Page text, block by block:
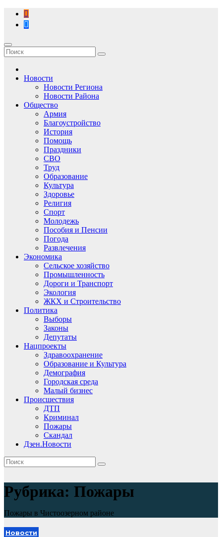
Перейти
содержимому
Новости
Новости Региона
Новости Района
Общество
Армия
Благоустройство
История
Помощь
Праздники
СВО
Труд
Образование
Культура
Здоровье
Религия
Спорт
Молодежь
Пособия и Пенсии
Погода
Развлечения
Экономика
Сельское хозяйство
Промышленность
Дороги и Транспорт
Экология
ЖКХ и Строительство
Политика
Выборы
Законы
Депутаты
Нацпроекты
Здравоохранение
Образование и Культура
Демография
Городская среда
Малый бизнес
Происшествия
ДТП
Криминал
Пожары
Скандал
Дзен.Новости
Рубрика: Пожары
Пожары в Чистоозерном районе
Новости